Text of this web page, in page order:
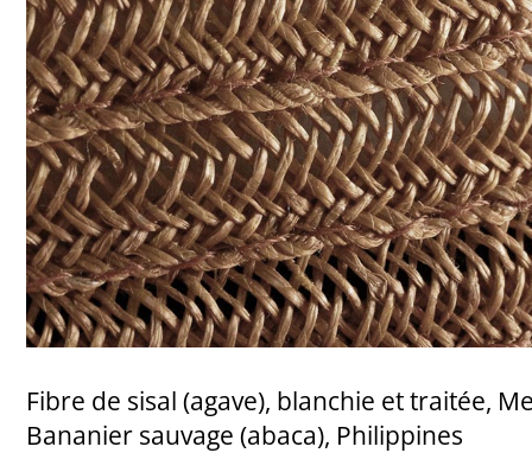
Fibre de sisal (agave), blanchie et traitée,
Bananier sauvage (abaca), Philippines